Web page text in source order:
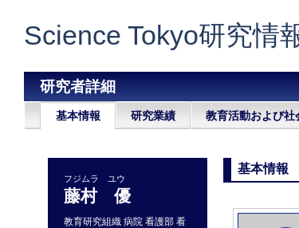
Science Tokyo研究情
研究者詳細
基本情報 研究業績 教育活動および社
フジムラ ユウ
藤村 優
教育研究組織 病院 看護部 看
基本情報